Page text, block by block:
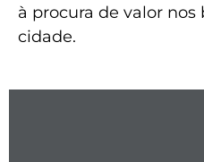
à procura de valor nos
cidade.